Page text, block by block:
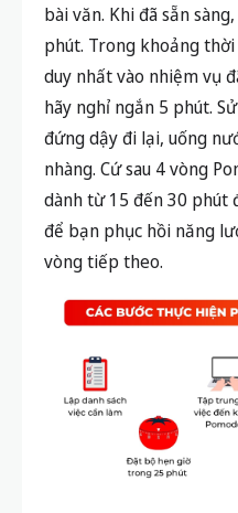
bài văn. Khi đã sẵn
phút. Trong khoảng
duy nhất vào nhiệm vụ
hãy nghỉ ngắn 5 phút.
đứng dậy đi lại, uống
nhàng. Cứ sau 4 vòng
dành từ 15 đến 30 phút
để bạn phục hồi năng
vòng tiếp theo.